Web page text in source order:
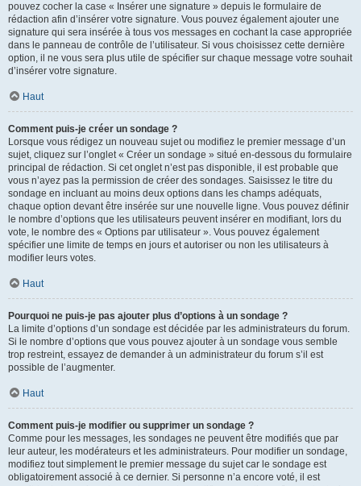
pouvez cocher la case « Insérer une signature » depuis le formulaire de
rédaction afin d’insérer votre signature. Vous pouvez également ajouter une
signature qui sera insérée à tous vos messages en cochant la case appropriée
dans le panneau de contrôle de l’utilisateur. Si vous choisissez cette dernière
option, il ne vous sera plus utile de spécifier sur chaque message votre souhait
d’insérer votre signature.
Haut
Comment puis-je créer un sondage ?
Lorsque vous rédigez un nouveau sujet ou modifiez le premier message d’un
sujet, cliquez sur l’onglet « Créer un sondage » situé en-dessous du formulaire
principal de rédaction. Si cet onglet n’est pas disponible, il est probable que
vous n’ayez pas la permission de créer des sondages. Saisissez le titre du
sondage en incluant au moins deux options dans les champs adéquats,
chaque option devant être insérée sur une nouvelle ligne. Vous pouvez définir
le nombre d’options que les utilisateurs peuvent insérer en modifiant, lors du
vote, le nombre des « Options par utilisateur ». Vous pouvez également
spécifier une limite de temps en jours et autoriser ou non les utilisateurs à
modifier leurs votes.
Haut
Pourquoi ne puis-je pas ajouter plus d’options à un sondage ?
La limite d’options d’un sondage est décidée par les administrateurs du forum.
Si le nombre d’options que vous pouvez ajouter à un sondage vous semble
trop restreint, essayez de demander à un administrateur du forum s’il est
possible de l’augmenter.
Haut
Comment puis-je modifier ou supprimer un sondage ?
Comme pour les messages, les sondages ne peuvent être modifiés que par
leur auteur, les modérateurs et les administrateurs. Pour modifier un sondage,
modifiez tout simplement le premier message du sujet car le sondage est
obligatoirement associé à ce dernier. Si personne n’a encore voté, il est